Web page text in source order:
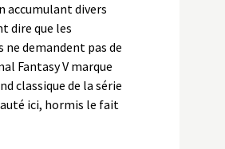
accumulant divers
dire que les
demandent pas de
Fantasy V marque
classique de la série
ici, hormis le fait